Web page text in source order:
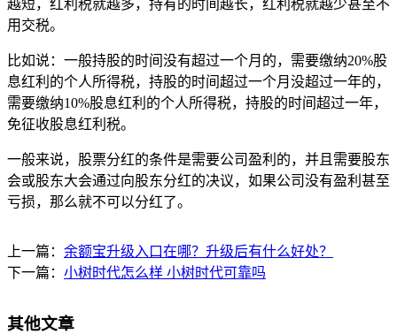
越短，红利税就越多，持有的时间越长，红利税就越少甚至不
用交税。
比如说：一般持股的时间没有超过一个月的，需要缴纳20%股
息红利的个人所得税，持股的时间超过一个月没超过一年的，
需要缴纳10%股息红利的个人所得税，持股的时间超过一年，
免征收股息红利税。
一般来说，股票分红的条件是需要公司盈利的，并且需要股东
会或股东大会通过向股东分红的决议，如果公司没有盈利甚至
亏损，那么就不可以分红了。
上一篇： 余额宝升级入口在哪？升级后有什么好处？
下一篇： 小树时代怎么样 小树时代可靠吗
其他文章